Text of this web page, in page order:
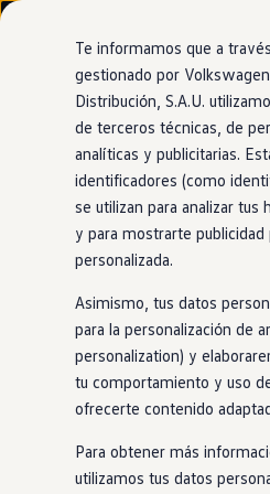
Ir
directamente
al contenido
Ir
directamente
al pie de
página
Nuevo ID. Cross
Vehículos Comerciales
Compra y ofertas
Volkswagen nuevo en
Volkswagen de ocasión
Financiación
My Renting
My Way
Seguros
Empresas
Autoescuelas
Eléctricos e híbridos
Más sobre híbridos
Plan Auto +
Etiquetas DGT
Simulador de
Carga y autonomía
Soluciones de carga
Tarifas de carga
Carga en casa
Modos de carga
Llantas de
18 pulgadas
Dale a tu Tayron un toque
llantas, diseñadas
invernales. Están disponibles en
Te informamos que a
gestionado por
Distribución, S.A.U.
de terceros técnicas, de
analíticas y publicitarias.
identificadores (como
se utilizan para analizar tus
y para mostrarte publicidad
personalizada.
Asimismo, tus datos
para la personalización de
personalization) y
tu comportamiento y uso
ofrecerte contenido
Para obtener más
utilizamos tus datos